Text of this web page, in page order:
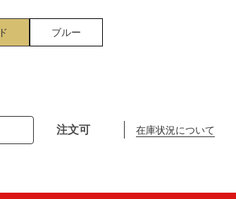
ブルー
注文可 在庫状況について